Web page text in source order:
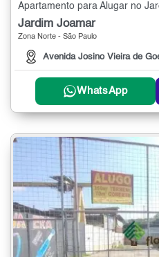
Apartamento para Alugar no
Jardim Joamar
Zona Norte - São Paulo
Avenida Josino Vieira de
WhatsApp